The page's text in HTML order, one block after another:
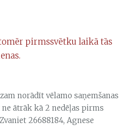
pirmssvētku laikā tās
norādīt vēlamo saņemšanas
ātrāk kā 2 nedēļas pirms
26688184, Agnese